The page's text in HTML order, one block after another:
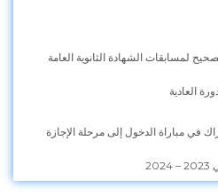
لمسابقات الشهادة الثانوية العامة
في مباراة الدخول إلى مرحلة الإجازة